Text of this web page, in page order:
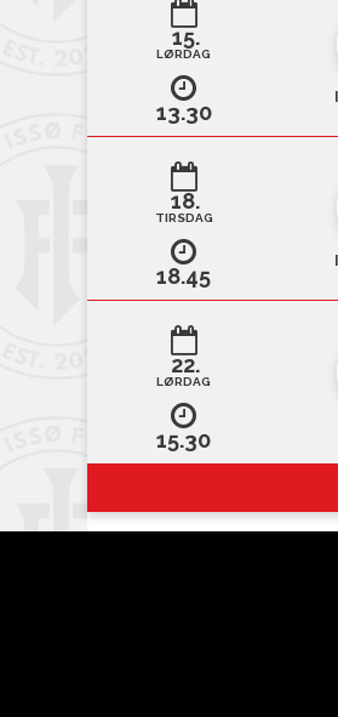
15.
LØRDAG
13.30
18.
TIRSDAG
18.45
22.
LØRDAG
15.30